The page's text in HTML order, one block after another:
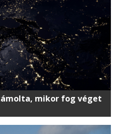
mikor fog véget